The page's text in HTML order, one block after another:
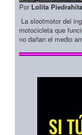
Por Lolita Piedrahita
La slootmotor del
motocicleta que
no dañan el medio